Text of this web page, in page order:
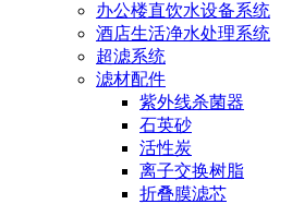
办公楼直饮水设备系统
酒店生活净水处理系统
超滤系统
滤材配件
紫外线杀菌器
石英砂
活性炭
离子交换树脂
折叠膜滤芯